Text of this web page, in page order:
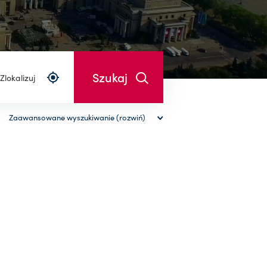
Zlokalizuj
Zaawansowane wyszukiwanie (rozwiń)